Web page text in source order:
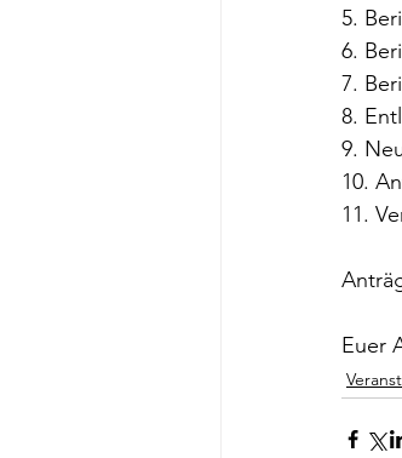
5.
6.
7.
8.
9.
10.
11.
Euer